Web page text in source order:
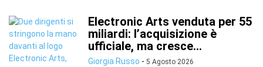
Electronic Arts venduta per 55
miliardi: l’acquisizione è
ufficiale, ma cresce...
Giorgia Russo - 5 Agosto 2026